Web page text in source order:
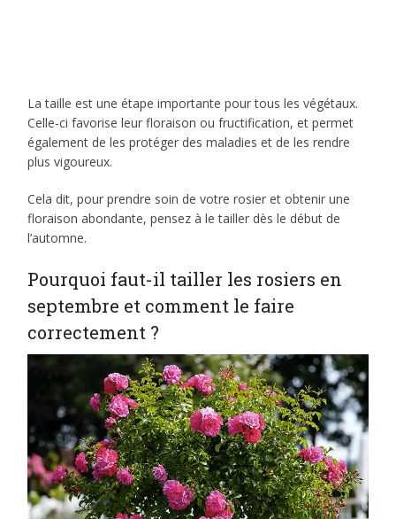
La taille est une étape importante pour tous les végétaux.
Celle-ci favorise leur floraison ou fructification, et permet
également de les protéger des maladies et de les rendre
plus vigoureux.
Cela dit, pour prendre soin de votre rosier et obtenir une
floraison abondante, pensez à le tailler dès le début de
l’automne.
Pourquoi faut-il tailler les rosiers en
septembre et comment le faire
correctement ?